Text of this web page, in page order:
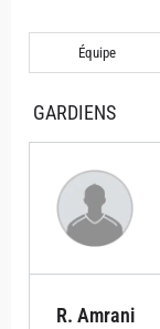
Équipe
GARDIENS
R. Amrani